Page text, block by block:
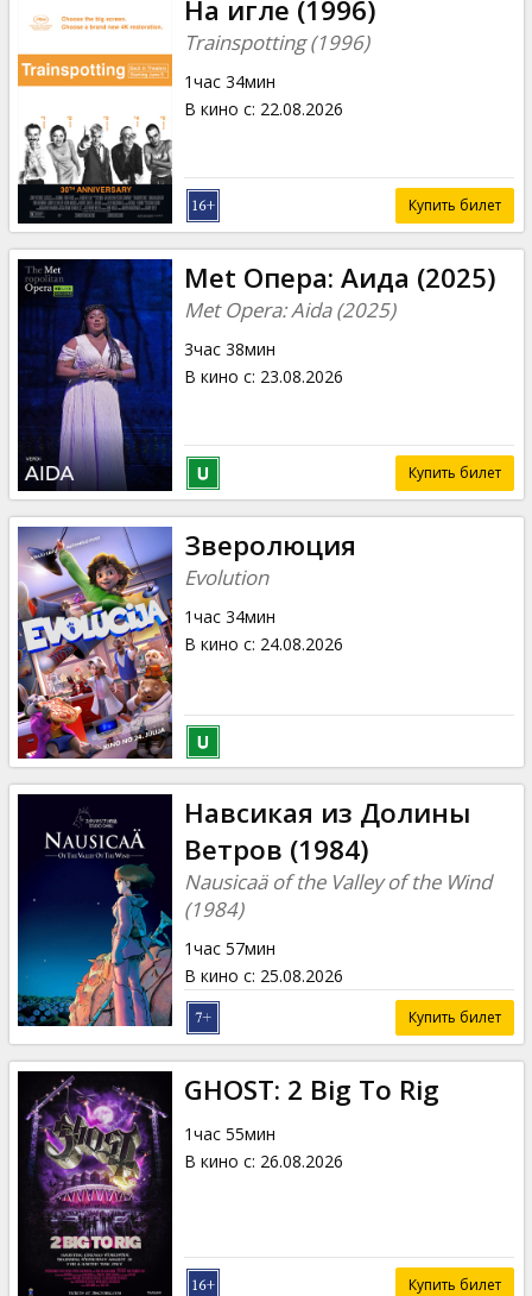
На игле (1996)
Trainspotting (1996)
1час 34мин
В кино с: 22.08.2026
Купить билет
Met Опера: Аида (2025)
Met Opera: Aida (2025)
3час 38мин
В кино с: 23.08.2026
Купить билет
Зверолюция
Evolution
1час 34мин
В кино с: 24.08.2026
Навсикая из Долины
Ветров (1984)
Nausicaä of the Valley of the Wind
(1984)
1час 57мин
В кино с: 25.08.2026
Купить билет
GHOST: 2 Big To Rig
1час 55мин
В кино с: 26.08.2026
Купить билет